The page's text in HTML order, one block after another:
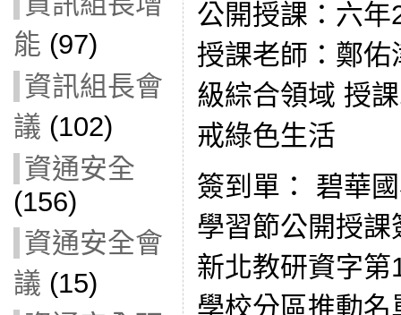
能 (97)
資訊組長會
議 (102)
資通安全
(156)
資通安全會
議 (15)
公開授課：六
授課老師：鄭
級綜合領域 授
戒綠色生活
簽到單： 碧華
學習節公開授
新北教研資字
學校分區推動